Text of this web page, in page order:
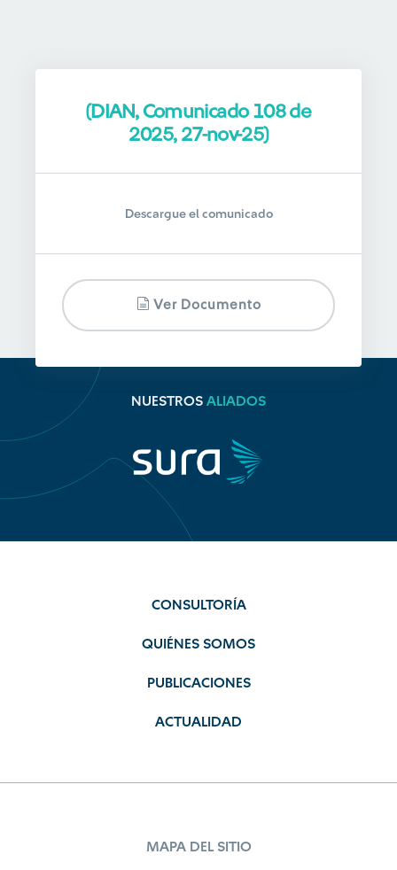
(DIAN, Comunicado 108 de
2025, 27-nov-25)
Descargue el comunicado
Ver Documento
NUESTROS ALIADOS
CONSULTORÍA
QUIÉNES SOMOS
PUBLICACIONES
ACTUALIDAD
MAPA DEL SITIO